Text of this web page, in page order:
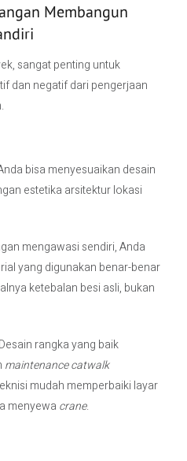
Membangun
sangat penting untuk
dan negatif dari pengerjaan
bisa menyesuaikan desain
estetika arsitektur lokasi
mengawasi sendiri, Anda
yang digunakan benar-benar
ketebalan besi asli, bukan
Desain rangka yang baik
maintenance catwalk
mudah memperbaiki layar
menyewa crane.